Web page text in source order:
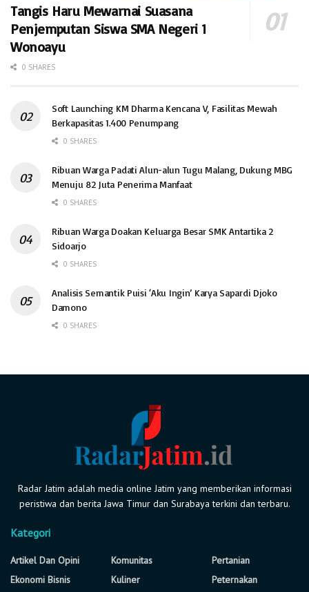
Tangis Haru Mewarnai Suasana
Penjemputan Siswa SMA Negeri 1
Wonoayu
0 SHARES
Soft Launching KM Dharma Kencana V, Fasilitas Mewah
Berkapasitas 1.400 Penumpang
0 SHARES
Ribuan Warga Padati Alun-alun Tugu Malang, Dukung MBG
Menuju 82 Juta Penerima Manfaat
0 SHARES
Ribuan Warga Doakan Keluarga Besar SMK Antartika 2
Sidoarjo
0 SHARES
Analisis Semantik Puisi ‘Aku Ingin’ Karya Sapardi Djoko
Damono
0 SHARES
Radar Jatim adalah media online Jatim yang memberikan informasi
peristiwa dan berita Jawa Timur dan Surabaya terkini dan terbaru.
Kategori
Artikel Dan Opini
Ekonomi Bisnis
Komunitas
Kuliner
Pertanian
Peternakan